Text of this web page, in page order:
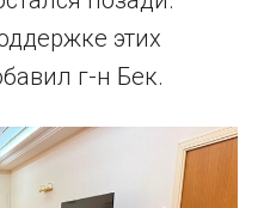
этих
г-н Бек.